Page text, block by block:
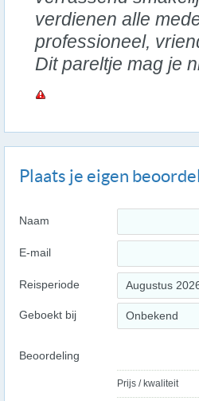
verdienen alle
professioneel,
Dit pareltje mag je
Plaats je eigen
Naam
E-mail
Reisperiode Augustus
Geboekt bij Onbekend
Beoordeling
Prijs / kwaliteit